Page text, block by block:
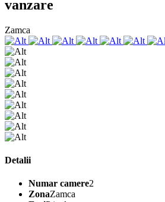
vanzare
Zamca
Detalii
Numar camere2
ZonaZamca